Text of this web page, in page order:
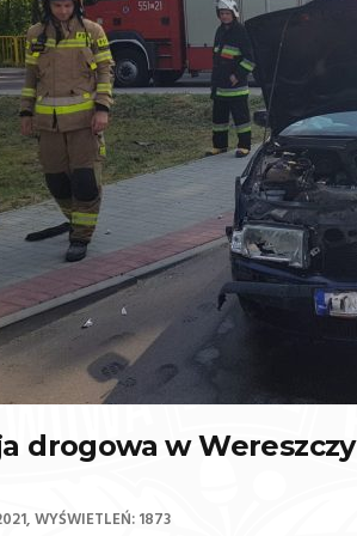
drogowa w
WYŚWIETLEŃ: 1873